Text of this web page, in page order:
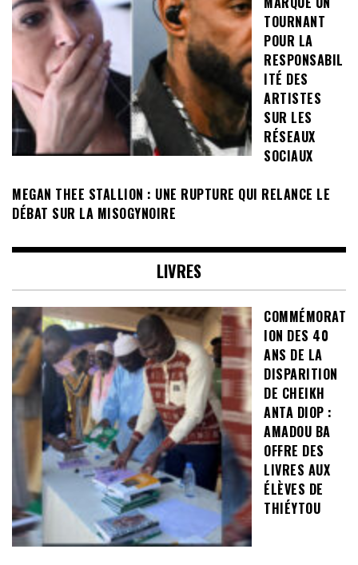
TOURNANT
POUR LA
RESPONSABIL
ITÉ DES
ARTISTES
SUR LES
RÉSEAUX
SOCIAUX
MEGAN THEE STALLION : UNE RUPTURE QUI RELANCE LE
DÉBAT SUR LA MISOGYNOIRE
LIVRES
COMMÉMORAT
ION DES 40
ANS DE LA
DISPARITION
DE CHEIKH
ANTA DIOP :
AMADOU BA
OFFRE DES
LIVRES AUX
ÉLÈVES DE
THIÉYTOU